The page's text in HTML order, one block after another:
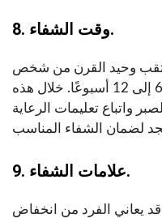
8. وقت الشفاء.
وحيد القرن من شخص
لآخر ولكنه يستغرق عمومًا من 6 إلى 12 أسبوعًا. خلال هذه
واتباع تعليمات الرعاية
9. علامات الشفاء.
قد يعاني الفرد من انخفاض